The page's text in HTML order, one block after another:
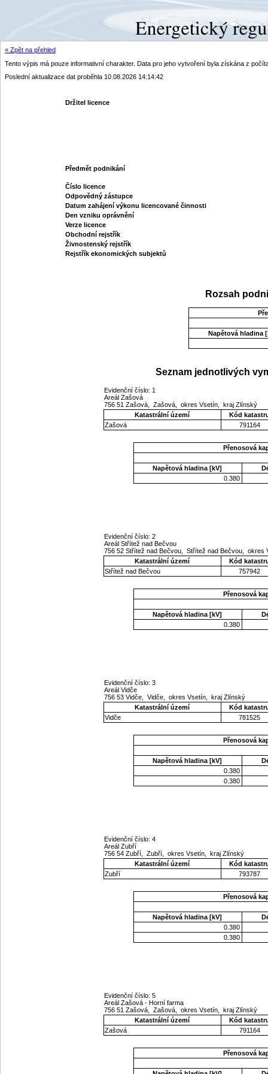
« Zpět na přehled
Tento výpis má pouze informativní charakter. Data pro jeho vytvoření byla získána z
Poslední aktualizace dat proběhla 10.08.2026 14:14:42
Držitel licence
Předmět podnikání
Číslo licence
Odpovědný zástupce
Datum zahájení výkonu licencované činnosti
Den vzniku oprávnění
Verze licence
Obchodní rejstřík
Živnostenský rejstřík
Rejstřík ekonomických subjektů
Rozsah
Napětová hladina
Seznam jednotlivých
Evidenční číslo: 1
Areál Zašová
756 51 Zašová, Zašová, okres Vsetín, kraj Zlínský
Katastrální území
Kód
Zašová
791164
Přenosová
Napětová hladina [kV]
0.380
Evidenční číslo: 2
Areál Střítež nad Bečvou
756 52 Střítež nad Bečvou, Střítež nad Bečvou,
Katastrální území
Kód
Střítež nad Bečvou
757942
Přenosová
Napětová hladina [kV]
0.380
Evidenční číslo: 3
Areál Vidče
756 53 Vidče, Vidče, okres Vsetín, kraj Zlínský
Katastrální území
Kód
Vidče
781525
Přenosová
Napětová hladina [kV]
0.380
0.380
Evidenční číslo: 4
Areál Zubří
756 54 Zubří, Zubří, okres Vsetín, kraj Zlínský
Katastrální území
Kód
Zubří
793787
Přenosová
Napětová hladina [kV]
0.380
0.380
Evidenční číslo: 5
Areál Zašová - Horní farma
756 51 Zašová, Zašová, okres Vsetín, kraj Zlínský
Katastrální území
Kód
Zašová
791164
Přenosová